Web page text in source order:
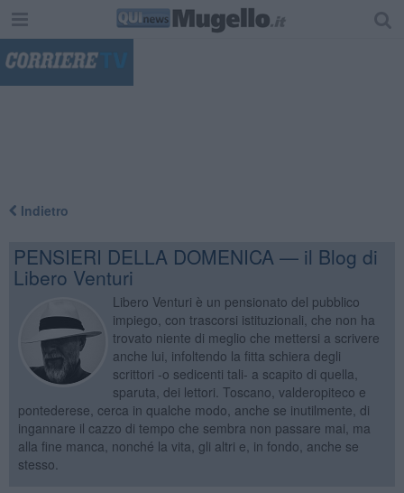
Indietro
PENSIERI DELLA DOMENICA — il Blog di
Libero Venturi
Libero Venturi è un pensionato del pubblico
impiego, con trascorsi istituzionali, che non ha
trovato niente di meglio che mettersi a scrivere
anche lui, infoltendo la fitta schiera degli
scrittori -o sedicenti tali- a scapito di quella,
sparuta, dei lettori. Toscano, valderopiteco e
pontederese, cerca in qualche modo, anche se inutilmente, di
ingannare il cazzo di tempo che sembra non passare mai, ma
alla fine manca, nonché la vita, gli altri e, in fondo, anche se
stesso.